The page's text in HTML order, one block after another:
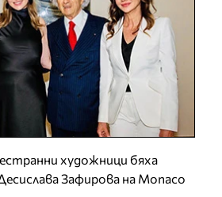
художници бяха
Зафирова на Monaco